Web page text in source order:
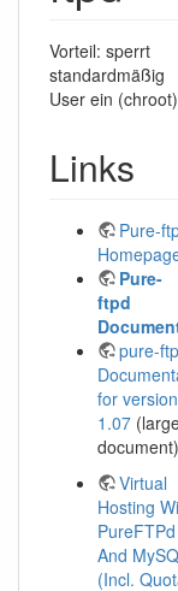
Vorteil: sperrt
standardmäßig
User ein (chroot)
Links
Pure-
Pure-
ftpd
pure-
for version
1.07
document)
Virtual
Hosting
PureFTPd
And
(Incl.